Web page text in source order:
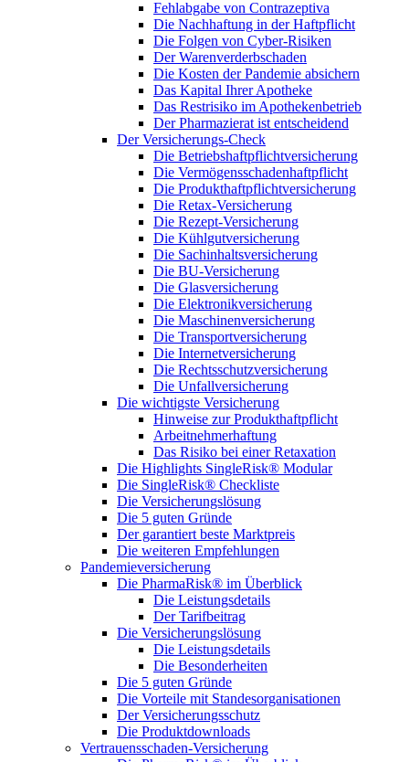
Fehlabgabe von Contrazeptiva
Die Nachhaftung in der Haftpflicht
Die Folgen von Cyber-Risiken
Der Warenverderbschaden
Die Kosten der Pandemie absichern
Das Kapital Ihrer Apotheke
Das Restrisiko im Apothekenbetrieb
Der Pharmazierat ist entscheidend
Der Versicherungs-Check
Die Betriebshaftpflichtversicherung
Die Vermögensschadenhaftpflicht
Die Produkthaftpflichtversicherung
Die Retax-Versicherung
Die Rezept-Versicherung
Die Kühlgutversicherung
Die Sachinhaltsversicherung
Die BU-Versicherung
Die Glasversicherung
Die Elektronikversicherung
Die Maschinenversicherung
Die Transportversicherung
Die Internetversicherung
Die Rechtsschutzversicherung
Die Unfallversicherung
Die wichtigste Versicherung
Hinweise zur Produkthaftpflicht
Arbeitnehmerhaftung
Das Risiko bei einer Retaxation
Die Highlights SingleRisk® Modular
Die SingleRisk® Checkliste
Die Versicherungslösung
Die 5 guten Gründe
Der garantiert beste Marktpreis
Die weiteren Empfehlungen
Pandemieversicherung
Die PharmaRisk® im Überblick
Die Leistungsdetails
Der Tarifbeitrag
Die Versicherungslösung
Die Leistungsdetails
Die Besonderheiten
Die 5 guten Gründe
Die Vorteile mit Standesorganisationen
Der Versicherungsschutz
Die Produktdownloads
Vertrauensschaden-Versicherung